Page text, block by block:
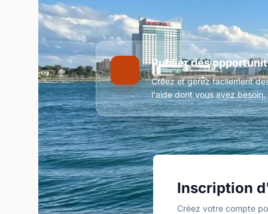
Publier des
Créez et gérez facilement
l'aide dont vous avez besoin.
Inscription
Créez votre compte